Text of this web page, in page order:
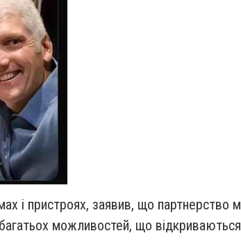
і пристроях, заявив, що партнерство
можливостей, що